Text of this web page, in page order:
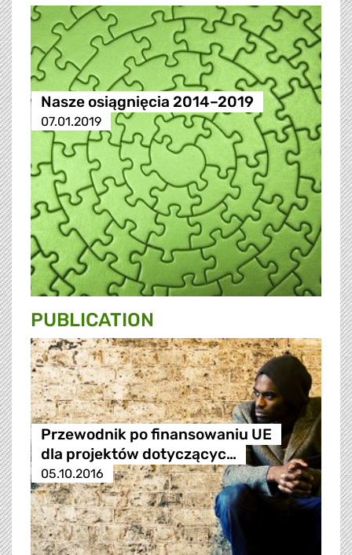
Nasze osiągnięcia 2014–2019
07.01.2019
PUBLICATION
Przewodnik po finansowaniu UE
dla projektów dotyczącyc…
05.10.2016